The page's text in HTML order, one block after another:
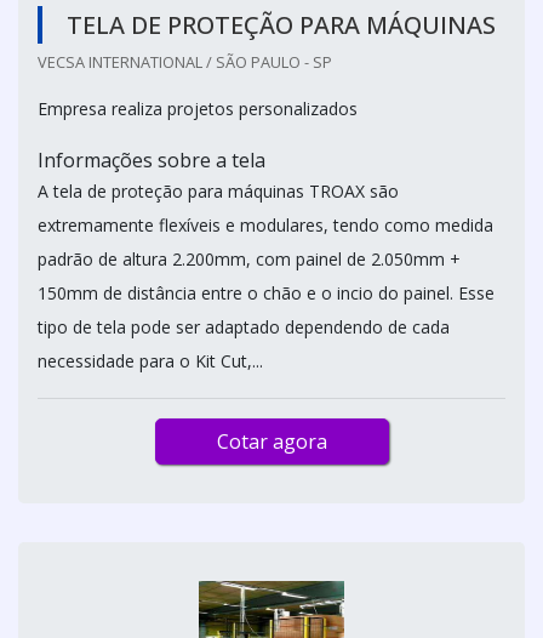
TELA DE PROTEÇÃO PARA MÁQUINAS
VECSA INTERNATIONAL / SÃO PAULO - SP
Empresa realiza projetos personalizados
Informações sobre a tela
A tela de proteção para máquinas TROAX são
extremamente flexíveis e modulares, tendo como medida
padrão de altura 2.200mm, com painel de 2.050mm +
150mm de distância entre o chão e o incio do painel. Esse
tipo de tela pode ser adaptado dependendo de cada
necessidade para o Kit Cut,...
Cotar agora